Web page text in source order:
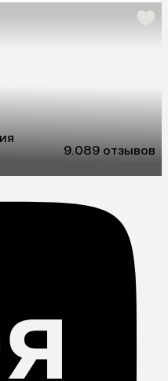
9.089 отзывов